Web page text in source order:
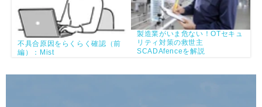
不具合原因をらくらく確認（前
編）：Mist
製造業がいま危ない！OTセキュ
リティ対策の救世主
SCADAfenceを解説